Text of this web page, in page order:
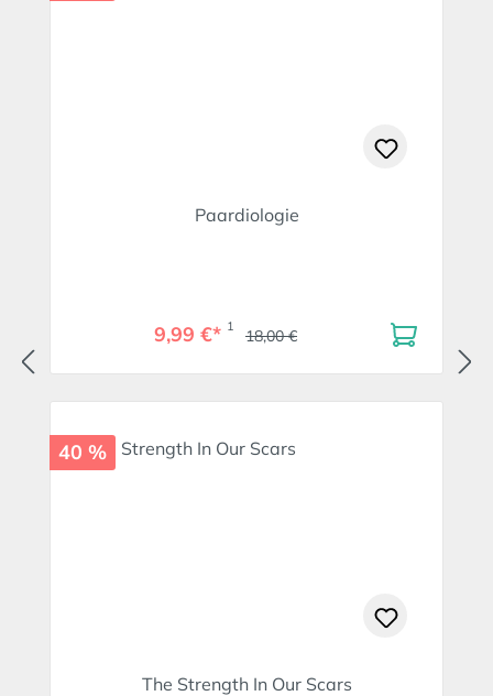
Paardiologie
9,99 €* 1 18,00 €
40 %
The Strength In Our Scars